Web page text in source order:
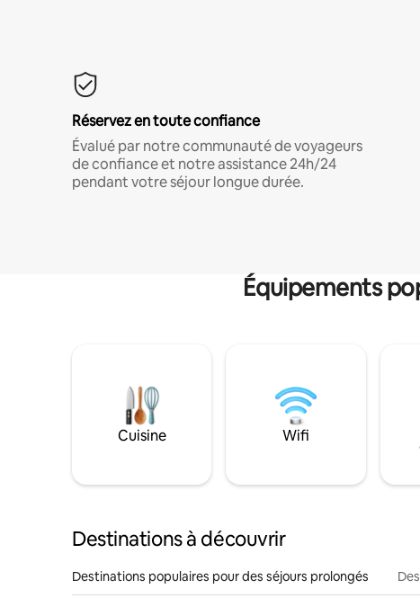
Réservez en toute confiance
Évalué par notre communauté de voyageurs
de confiance et notre assistance 24h/24
pendant votre séjour longue durée.
Équipements
Cuisine Wifi
Destinations à découvrir
Destinations populaires pour des séjours prolongés